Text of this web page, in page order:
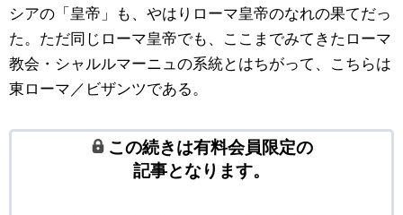
シアの「皇帝」も、やはりローマ皇帝のなれの果てだっ
た。ただ同じローマ皇帝でも、ここまでみてきたローマ
教会・シャルルマーニュの系統とはちがって、こちらは
東ローマ／ビザンツである。
この続きは有料会員限定の
記事となります。